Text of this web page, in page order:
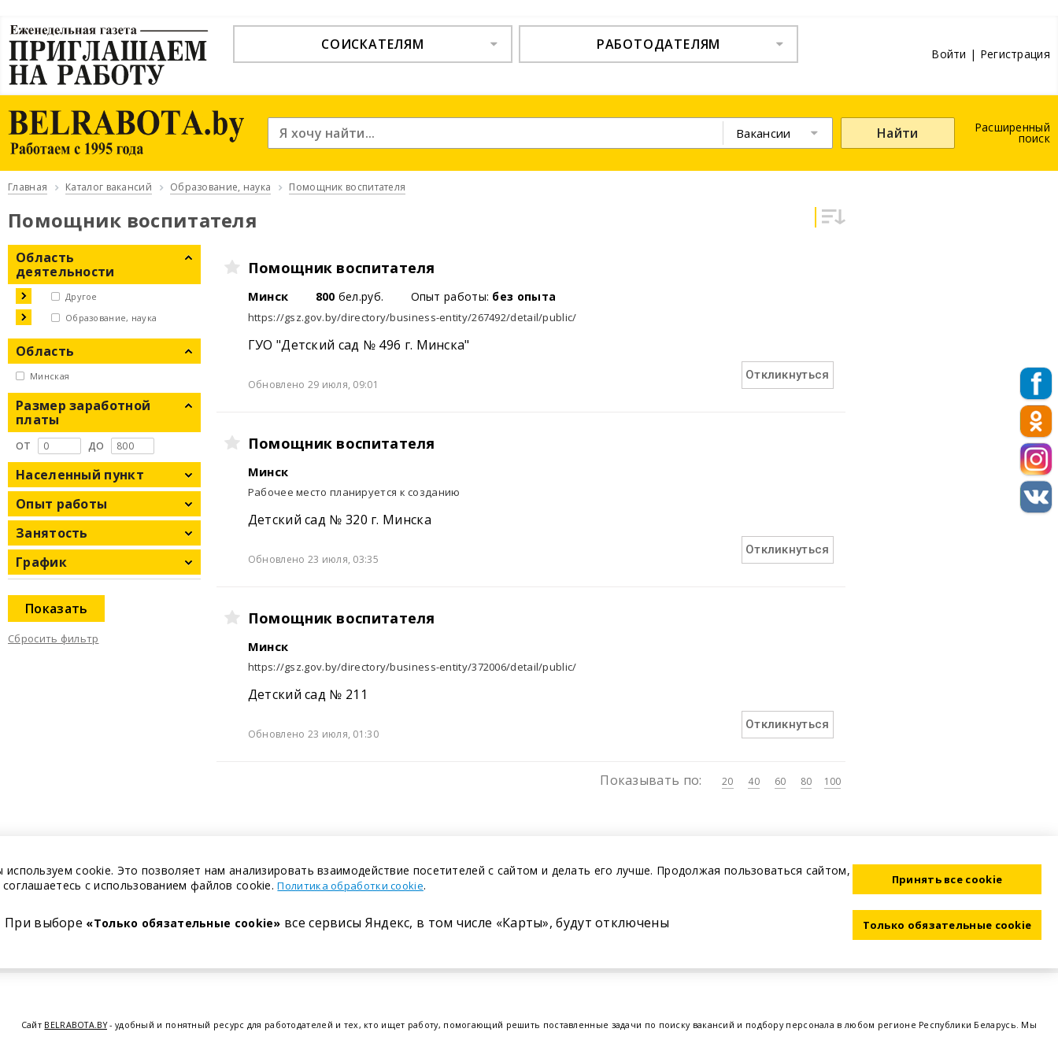
СОИСКАТЕЛЯМ РАБОТОДАТЕЛЯМ
Войти | Регистрация
Вакансии Найти Расширенный
поиск
Главная Каталог вакансий Образование, наука Помощник воспитателя
Помощник воспитателя
Область
деятельности
Другое
Образование, наука
Область
Минская
Размер заработной
платы
от
до
Населенный пункт
Опыт работы
Занятость
График
Показать
Сбросить фильтр
Помощник воспитателя
Минск 800 бел.руб. Опыт работы: без опыта
https://gsz.gov.by/directory/business-entity/267492/detail/public/
ГУО "Детский сад № 496 г. Минска"
Обновлено 29 июля, 09:01
Откликнуться
Помощник воспитателя
Минск
Рабочее место планируется к созданию
Детский сад № 320 г. Минска
Обновлено 23 июля, 03:35
Откликнуться
Помощник воспитателя
Минск
https://gsz.gov.by/directory/business-entity/372006/detail/public/
Детский сад № 211
Обновлено 23 июля, 01:30
Откликнуться
Показывать по: 20 40 60 80 100
Сайт BELRABOTA.BY- удобный и понятный ресурс для работодателей и тех, кто ищет работу, помогающий решить поставленные задачи по поиску вакансий и подбору персонала в любом регионе Республики Беларусь. Мы
cookie. Это позволяет нам анализировать взаимодействие посетителей с сайтом и делать его лучше. Продолжая пользоваться сайтом,
с использованием файлов cookie.Политика обработки cookie.
При выборе «Только обязательные cookie» все сервисы Яндекс, в том числе «Карты», будут отключены
Принять все cookie
Только обязательные cookie